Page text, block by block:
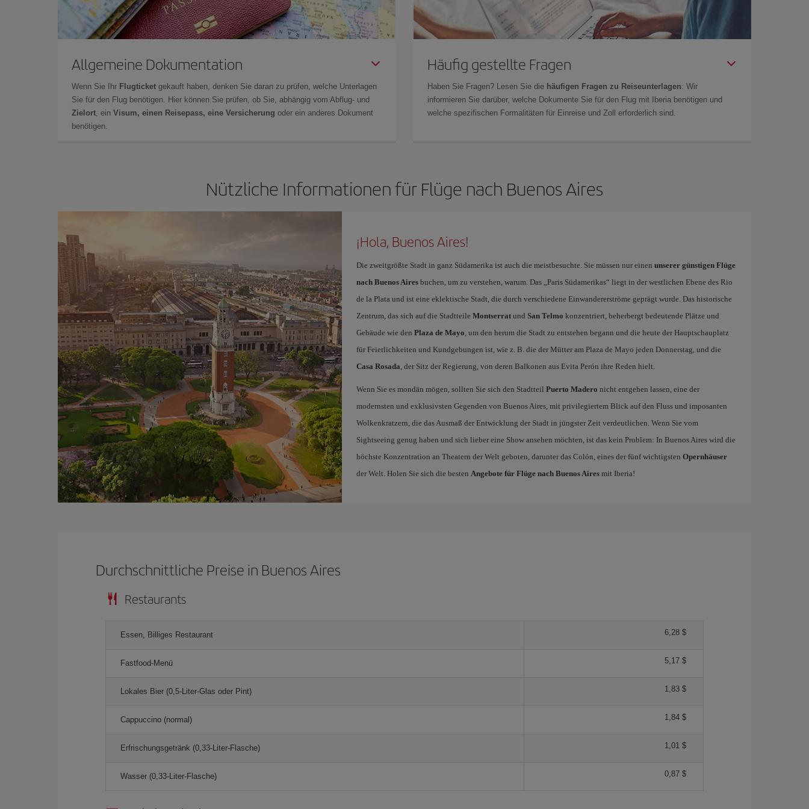
Allgemeine Dokumentation
Wenn Sie Ihr Flugticket gekauft haben, denken Sie daran zu prüfen, welche Unterlagen
Sie für den Flug benötigen. Hier können Sie prüfen, ob Sie, abhängig vom Abflug- und
Zielort, ein Visum, einen Reisepass, eine Versicherung oder ein anderes Dokument
benötigen.
Häufig gestellte Fragen
Haben Sie Fragen? Lesen Sie die häufigen Fragen zu Reiseunterlagen: Wir
informieren Sie darüber, welche Dokumente Sie für den Flug mit Iberia benötigen und
welche spezifischen Formalitäten für Einreise und Zoll erforderlich sind.
Nützliche Informationen für Flüge nach Buenos Aires
¡Hola, Buenos Aires!
Die zweitgrößte Stadt in ganz Südamerika ist auch die meistbesuchte. Sie müssen nur einen unserer günstigen Flüge
nach Buenos Airesbuchen, um zu verstehen, warum. Das „Paris Südamerikas“ liegt in der westlichen Ebene des Rio
de la Plata und ist eine eklektische Stadt, die durch verschiedene Einwandererströme geprägt wurde. Das historische
Zentrum, das sich auf die Stadtteile Montserratund San Telmo konzentriert, beherbergt bedeutende Plätze und
Gebäude wie den Plaza de Mayo, um den herum die Stadt zu entstehen begann und die heute der Hauptschauplatz
für Feierlichkeiten und Kundgebungen ist, wie z. B. die der Mütter am Plaza de Mayo jeden Donnerstag, und die
Casa Rosada, der Sitz der Regierung, von deren Balkonen aus Evita Perón ihre Reden hielt.
Wenn Sie es mondän mögen, sollten Sie sich den Stadtteil Puerto Madero nicht entgehen lassen, eine der
modernsten und exklusivsten Gegenden von Buenos Aires, mit privilegiertem Blick auf den Fluss und imposanten
Wolkenkratzern, die das Ausmaß der Entwicklung der Stadt in jüngster Zeit verdeutlichen. Wenn Sie vom
Sightseeing genug haben und sich lieber eine Show ansehen möchten, ist das kein Problem: In Buenos Aires wird die
höchste Konzentration an Theatern der Welt geboten, darunter das Colón, eines der fünf wichtigsten Opernhäuser
der Welt. Holen Sie sich die besten Angebote für Flüge nach Buenos Airesmit Iberia!
Durchschnittliche Preise in Buenos Aires
Restaurants
Essen, Billiges Restaurant 6,28 $
Fastfood-Menü 5,17 $
Lokales Bier (0,5-Liter-Glas oder Pint) 1,83 $
Cappuccino (normal) 1,84 $
Erfrischungsgetränk (0,33-Liter-Flasche) 1,01 $
Wasser (0,33-Liter-Flasche) 0,87 $